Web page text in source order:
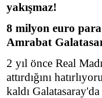
yakışmaz!
8 milyon euro
Amrabat
2 yıl önce Real
attırdığını
kaldı